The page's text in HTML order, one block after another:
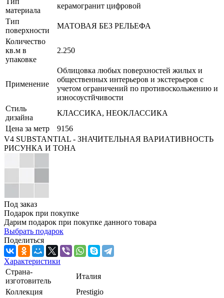
материала
керамогранит цифровой
Тип
поверхности
МАТОВАЯ БЕЗ РЕЛЬЕФА
Количество
кв.м в
упаковке
2.250
Применение
Облицовка любых поверхностей жилых и
общественных интерьеров и экстерьеров с
учетом ограничений по противоскольжению и
износоустйчивости
Стиль
дизайна
КЛАССИКА, НЕОКЛАССИКА
Цена за метр
9156
V4 SUBSTANTIAL - ЗНАЧИТЕЛЬНАЯ ВАРИАТИВНОСТЬ
РИСУНКА И ТОНА
Под заказ
Подарок при покупке
Дарим подарок при покупке данного товара
Выбрать подарок
Поделиться
Характеристики
Страна-
изготовитель
Италия
Коллекция
Prestigio